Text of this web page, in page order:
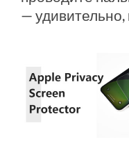
— удивительно,